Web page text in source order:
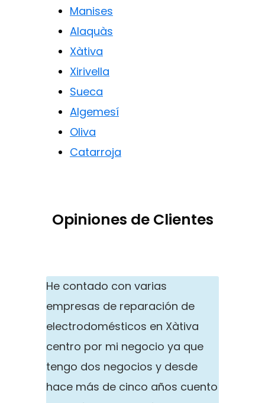
Manises
Alaquàs
Xàtiva
Xirivella
Sueca
Algemesí
Oliva
Catarroja
Opiniones de Clientes
He contado con varias
empresas de reparación de
electrodomésticos en Xàtiva
centro por mi negocio ya que
tengo dos negocios y desde
hace más de cinco años cuento